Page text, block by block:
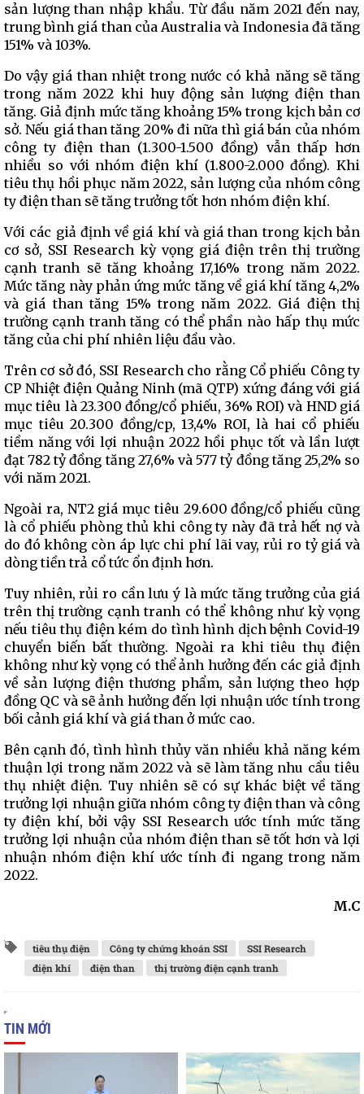
sản lượng than nhập khẩu. Từ đầu năm 2021 đến nay,
trung bình giá than của Australia và Indonesia đã tăng
151% và 103%.
Do vậy giá than nhiệt trong nước có khả năng sẽ tăng
trong năm 2022 khi huy động sản lượng điện than
tăng. Giả định mức tăng khoảng 15% trong kịch bản cơ
sở. Nếu giá than tăng 20% đi nữa thì giá bán của nhóm
công ty điện than (1.300-1.500 đồng) vẫn thấp hơn
nhiều so với nhóm điện khí (1.800-2.000 đồng). Khi
tiêu thụ hồi phục năm 2022, sản lượng của nhóm công
ty điện than sẽ tăng trưởng tốt hơn nhóm điện khí.
Với các giả định về giá khí và giá than trong kịch bản
cơ sở, SSI Research kỳ vọng giá điện trên thị trường
cạnh tranh sẽ tăng khoảng 17,16% trong năm 2022.
Mức tăng này phản ứng mức tăng về giá khí tăng 4,2%
và giá than tăng 15% trong năm 2022. Giá điện thị
trường cạnh tranh tăng có thể phần nào hấp thụ mức
tăng của chi phí nhiên liệu đầu vào.
Trên cơ sở đó, SSI Research cho rằng Cổ phiếu Công ty
CP Nhiệt điện Quảng Ninh (mã QTP) xứng đáng với giá
mục tiêu là 23.300 đồng/cổ phiếu, 36% ROI) và HND giá
mục tiêu 20.300 đồng/cp, 13,4% ROI, là hai cổ phiếu
tiềm năng với lợi nhuận 2022 hồi phục tốt và lần lượt
đạt 782 tỷ đồng tăng 27,6% và 577 tỷ đồng tăng 25,2% so
với năm 2021.
Ngoài ra, NT2 giá mục tiêu 29.600 đồng/cổ phiếu cũng
là cổ phiếu phòng thủ khi công ty này đã trả hết nợ và
do đó không còn áp lực chi phí lãi vay, rủi ro tỷ giá và
dòng tiền trả cổ tức ổn định hơn.
Tuy nhiên, rủi ro cần lưu ý là mức tăng trưởng của giá
trên thị trường cạnh tranh có thể không như kỳ vọng
nếu tiêu thụ điện kém do tình hình dịch bệnh Covid-19
chuyển biến bất thường. Ngoài ra khi tiêu thụ điện
không như kỳ vọng có thể ảnh hưởng đến các giả định
về sản lượng điện thương phẩm, sản lượng theo hợp
đồng QC và sẽ ảnh hưởng đến lợi nhuận ước tính trong
bối cảnh giá khí và giá than ở mức cao.
Bên cạnh đó, tình hình thủy văn nhiều khả năng kém
thuận lợi trong năm 2022 và sẽ làm tăng nhu cầu tiêu
thụ nhiệt điện. Tuy nhiên sẽ có sự khác biệt về tăng
trưởng lợi nhuận giữa nhóm công ty điện than và công
ty điện khí, bởi vậy SSI Research ước tính mức tăng
trưởng lợi nhuận của nhóm điện than sẽ tốt hơn và lợi
nhuận nhóm điện khí ước tính đi ngang trong năm
2022.
M.C
tiêu thụ điện Công ty chứng khoán SSI
SSI Research
điện khí
điện than thị trường điện cạnh tranh
TIN MỚI